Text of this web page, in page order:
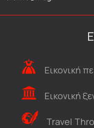
Εικονική
Εικονική
Travel